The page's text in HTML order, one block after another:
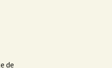
de